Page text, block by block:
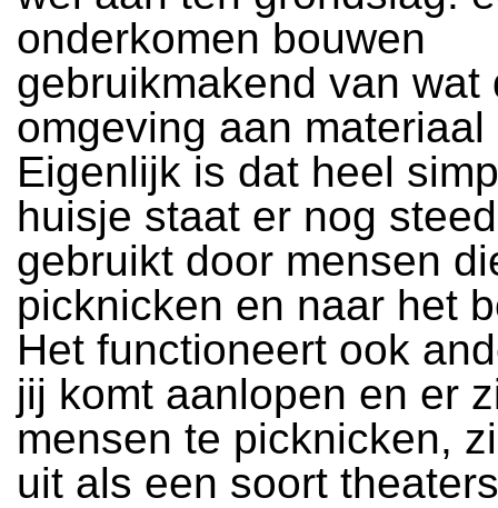
onderkomen bouwen
gebruikmakend van wat
omgeving aan materiaal
Eigenlijk is dat heel
huisje staat er nog
gebruikt door mensen
picknicken en naar het
Het functioneert ook
jij komt aanlopen en er
mensen te picknicken,
uit als een soort